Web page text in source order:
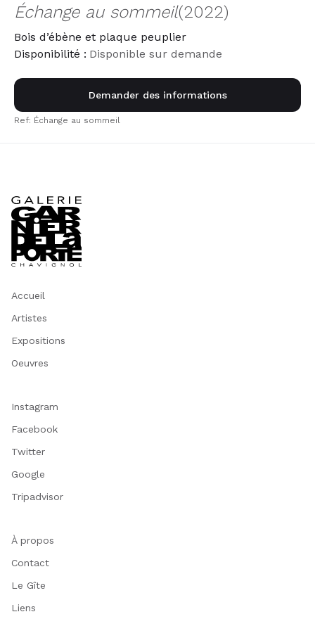
Échange au sommeil(2022)
Bois d’ébène et plaque peuplier
Disponibilité : Disponible sur demande
Demander des informations
Ref: Échange au sommeil
Accueil
Artistes
Expositions
Oeuvres
Instagram
Facebook
Twitter
Google
Tripadvisor
À propos
Contact
Le Gîte
Liens